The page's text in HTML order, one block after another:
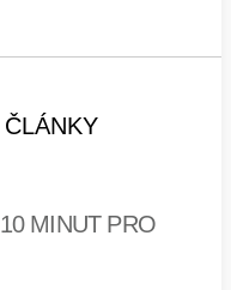
MINUT PRO